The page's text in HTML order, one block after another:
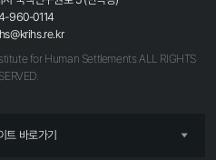
960-0114
for Human Settlements ALL RIGHTS
트 바로가기